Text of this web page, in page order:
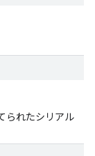
られたシリアル